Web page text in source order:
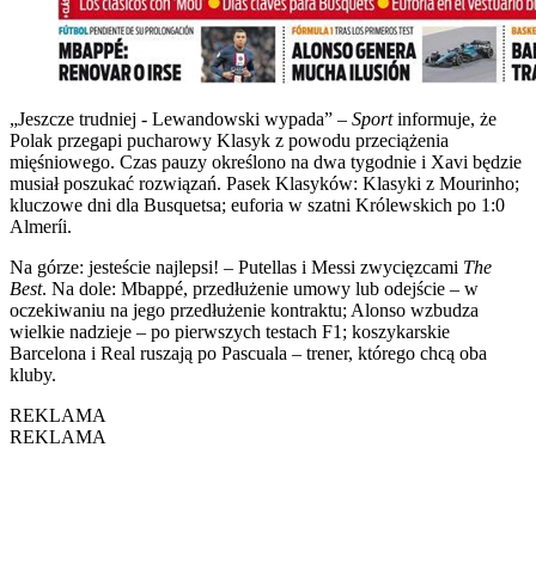
„Jeszcze trudniej - Lewandowski wypada” – Sportinformuje, że
Polak przegapi pucharowy Klasyk z powodu przeciążenia
mięśniowego. Czas pauzy określono na dwa tygodnie i Xavi będzie
musiał poszukać rozwiązań. Pasek Klasyków: Klasyki z Mourinho;
kluczowe dni dla Busquetsa; euforia w szatni Królewskich po 1:0
Almeríi.
Na górze: jesteście najlepsi! – Putellas i Messi zwycięzcami The
Best. Na dole: Mbappé, przedłużenie umowy lub odejście – w
oczekiwaniu na jego przedłużenie kontraktu; Alonso wzbudza
wielkie nadzieje – po pierwszych testach F1; koszykarskie
Barcelona i Real ruszają po Pascuala – trener, którego chcą oba
kluby.
REKLAMA
REKLAMA